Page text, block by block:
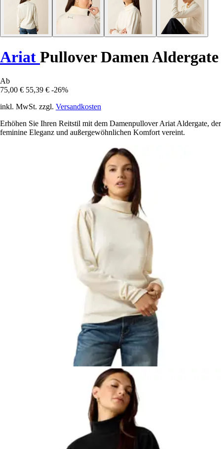
Ariat Pullover Damen Aldergate
Ab
75,00 € 55,39 € -26%
inkl. MwSt. zzgl. Versandkosten
Erhöhen Sie Ihren Reitstil mit dem Damenpullover Ariat Aldergate, der
feminine Eleganz und außergewöhnlichen Komfort vereint.